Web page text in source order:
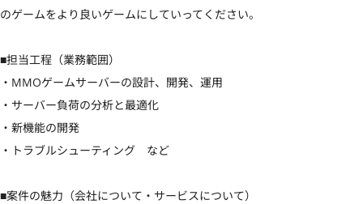
のゲームをより良いゲームにしていってください。
■担当工程（業務範囲）
・MMOゲームサーバーの設計、開発、運用
・サーバー負荷の分析と最適化
・新機能の開発
・トラブルシューティング　など
■案件の魅力（会社について・サービスについて）